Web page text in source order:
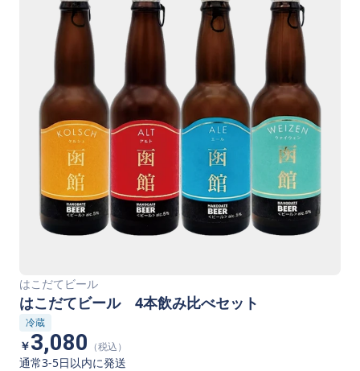
はこだてビール
はこだてビール 4本飲み比べセット
冷蔵
￥3,080 （税込）
通常3-5日以内に発送